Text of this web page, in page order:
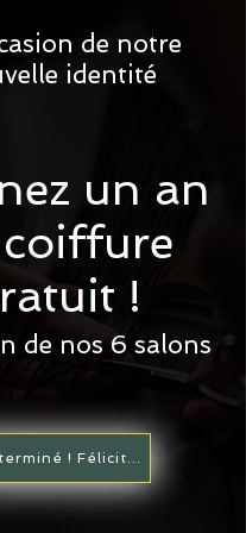
de notre
identité
un an
!
de nos 6 salons
! Félicitations à nos 6